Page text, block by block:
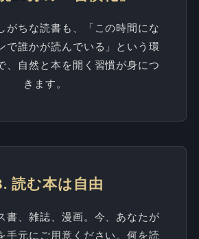
がちな読書も、「この時間にな
で誰かが読んでいる」という環
、自然と本を開く習慣が身につ
きます。
読む本は自由
書、雑誌、漫画。今、あなたが
手元にご用意ください。何を読